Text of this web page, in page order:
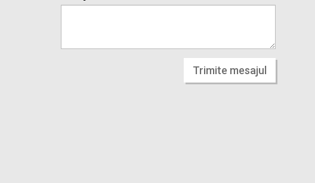
Trimite mesajul